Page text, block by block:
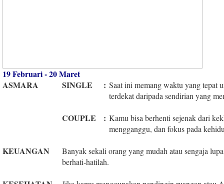
19 Februari - 20 Maret
ASMARA
SINGLE : Saat ini memang waktu yang tepat
terdekat daripada sendirian yang
COUPLE : Kamu bisa berhenti sejenak dari
mengganggu, dan fokus pada
KEUANGAN
Banyak sekali orang yang mudah atau sengaja
berhati-hatilah.